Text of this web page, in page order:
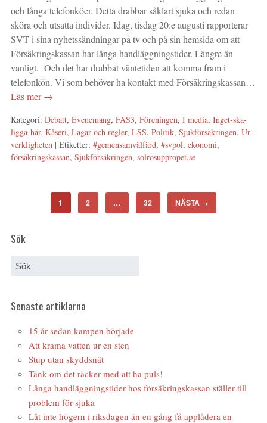
och långa telefonköer. Detta drabbar såklart sjuka och redan
sköra och utsatta individer. Idag, tisdag 20:e augusti rapporterar
SVT i sina nyhetssändningar på tv och på sin hemsida om att
Försäkringskassan har långa handläggningstider. Längre än
vanligt. Och det har drabbat väntetiden att komma fram i
telefonkön. Vi som behöver ha kontakt med Försäkringskassan…
Läs mer →
Kategori: Debatt, Evenemang, FAS3, Föreningen, I media, Inget-ska-
ligga-här, Kåseri, Lagar och regler, LSS, Politik, Sjukförsäkringen, Ur
verkligheten | Etiketter: #gemensamvälfärd, #svpol, ekonomi,
försäkringskassan, Sjukförsäkringen, solrosuppropet.se
1 2 … 32 NÄSTA →
Sök
Senaste artiklarna
15 år sedan kampen började
Att krama vatten ur en sten
Stup utan skyddsnät
Tänk om det räcker med att ha puls!
Långa handläggningstider hos försäkringskassan ställer till
problem för sjuka
Låt inte högern i riksdagen än en gång få applådera en